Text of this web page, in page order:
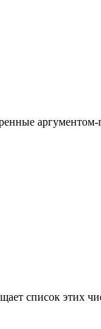
аргументом-
список этих